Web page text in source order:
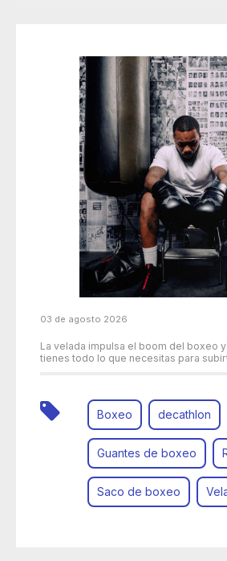
03 de agosto 2026
La velada impulsa el boom del boxeo
tienes todo lo que necesitas para
Boxeo decathlon
Guantes de boxeo
Saco de boxeo